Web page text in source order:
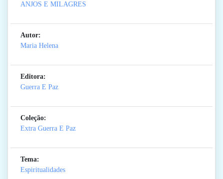
ANJOS E MILAGRES
Autor:
Maria Helena
Editora:
Guerra E Paz
Coleção:
Extra Guerra E Paz
Tema:
Espiritualidades